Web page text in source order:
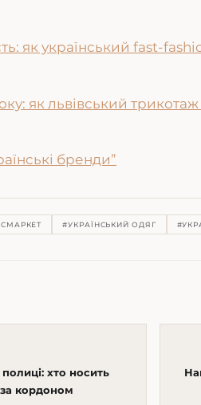
як український fast-
як львівський
бренди”
#УКРАЇНСЬКИЙ ОДЯГ
хто носить
кордоном